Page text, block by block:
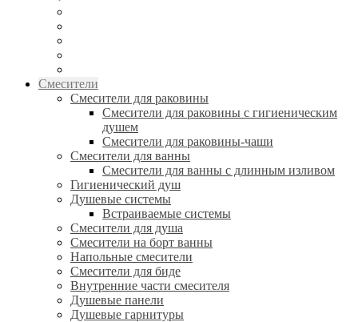
Смесители
Смесители для раковины
Смесители для раковины с гигиеническим
душем
Смесители для раковины-чаши
Смесители для ванны
Смесители для ванны с длинным изливом
Гигиенический душ
Душевые системы
Встраиваемые системы
Смесители для душа
Смесители на борт ванны
Напольные смесители
Смесители для биде
Внутренние части смесителя
Душевые панели
Душевые гарнитуры